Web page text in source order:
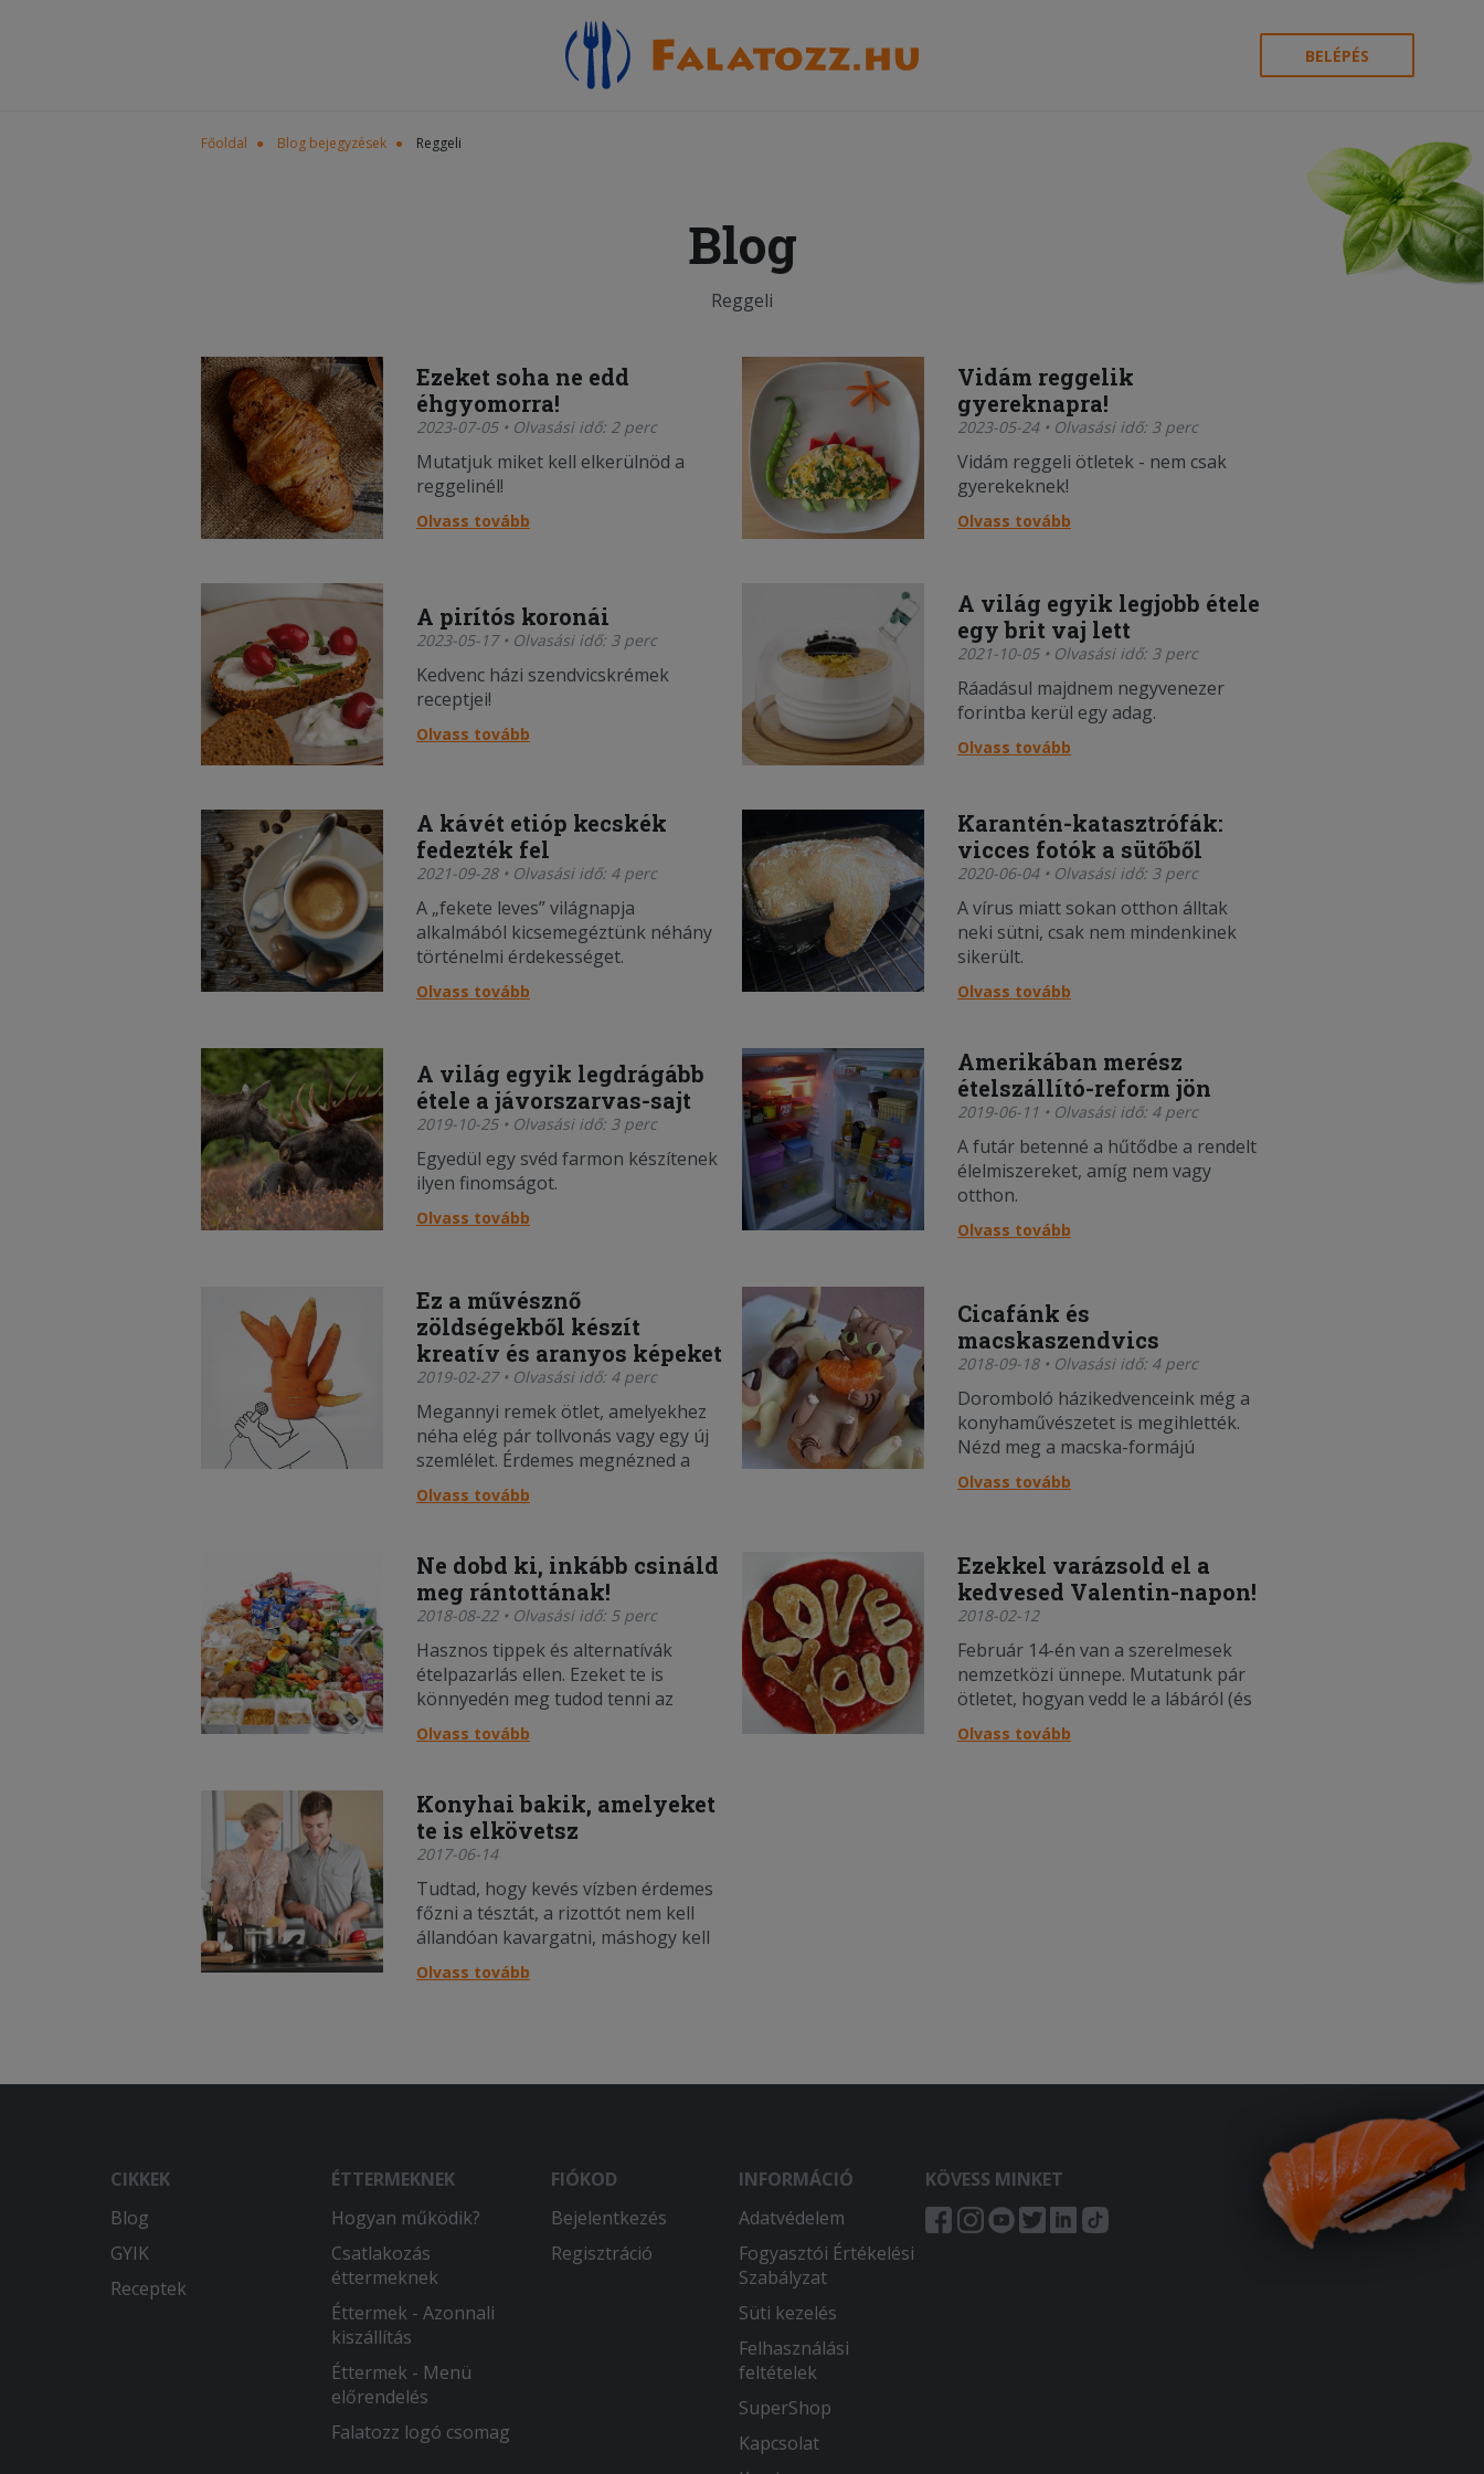
BELÉPÉS
Főoldal Blog bejegyzések Reggeli
Blog
Reggeli
Ezeket soha ne edd
éhgyomorra!
2023-07-05 • Olvasási idő: 2 perc
Mutatjuk miket kell elkerülnöd a
reggelinél!
Olvass tovább
Vidám reggelik
gyereknapra!
2023-05-24 • Olvasási idő: 3 perc
Vidám reggeli ötletek - nem csak
gyerekeknek!
Olvass tovább
A pirítós koronái
2023-05-17 • Olvasási idő: 3 perc
Kedvenc házi szendvicskrémek
receptjei!
Olvass tovább
A világ egyik legjobb étele
egy brit vaj lett
2021-10-05 • Olvasási idő: 3 perc
Ráadásul majdnem negyvenezer
forintba kerül egy adag.
Olvass tovább
A kávét etióp kecskék
fedezték fel
2021-09-28 • Olvasási idő: 4 perc
A „fekete leves” világnapja
alkalmából kicsemegéztünk néhány
történelmi érdekességet.
Olvass tovább
Karantén-katasztrófák:
vicces fotók a sütőből
2020-06-04 • Olvasási idő: 3 perc
A vírus miatt sokan otthon álltak
neki sütni, csak nem mindenkinek
sikerült.
Olvass tovább
A világ egyik legdrágább
étele a jávorszarvas-sajt
2019-10-25 • Olvasási idő: 3 perc
Egyedül egy svéd farmon készítenek
ilyen finomságot.
Olvass tovább
Amerikában merész
ételszállító-reform jön
2019-06-11 • Olvasási idő: 4 perc
A futár betenné a hűtődbe a rendelt
élelmiszereket, amíg nem vagy
otthon.
Olvass tovább
Ez a művésznő
zöldségekből készít
kreatív és aranyos képeket
2019-02-27 • Olvasási idő: 4 perc
Megannyi remek ötlet, amelyekhez
néha elég pár tollvonás vagy egy új
szemlélet. Érdemes megnézned a
fotóit!
Olvass tovább
Cicafánk és
macskaszendvics
2018-09-18 • Olvasási idő: 4 perc
Doromboló házikedvenceink még a
konyhaművészetet is megihlették.
Nézd meg a macska-formájú
ételekről készült galériánkat!
Olvass tovább
Ne dobd ki, inkább csináld
meg rántottának!
2018-08-22 • Olvasási idő: 5 perc
Hasznos tippek és alternatívák
ételpazarlás ellen. Ezeket te is
könnyedén meg tudod tenni az
olcsóbb és környezettudatosabb
étkezésért.
Olvass tovább
Ezekkel varázsold el a
kedvesed Valentin-napon!
2018-02-12
Február 14-én van a szerelmesek
nemzetközi ünnepe. Mutatunk pár
ötletet, hogyan vedd le a lábáról (és
gyomráról) életed párját, méghozzá
gyorsan és pár száz forintból.
Olvass tovább
Konyhai bakik, amelyeket
te is elkövetsz
2017-06-14
Tudtad, hogy kevés vízben érdemes
főzni a tésztát, a rizottót nem kell
állandóan kavargatni, máshogy kell
hámozni a banánt, valamint a
paradicsomot nem célszerű hűtőbe
Olvass tovább
CIKKEK
Blog
GYIK
Receptek
ÉTTERMEKNEK
Hogyan működik?
Csatlakozás
éttermeknek
Éttermek - Azonnali
kiszállítás
Éttermek - Menü
előrendelés
Falatozz logó csomag
FIÓKOD
Bejelentkezés
Regisztráció
INFORMÁCIÓ
Adatvédelem
Fogyasztói Értékelési
Szabályzat
Süti kezelés
Felhasználási
feltételek
SuperShop
Kapcsolat
KÖVESS MINKET